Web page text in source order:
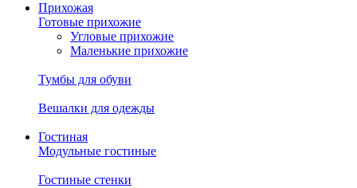
Прихожая
Готовые прихожие
Угловые прихожие
Маленькие прихожие
Тумбы для обуви
Вешалки для одежды
Гостиная
Модульные гостиные
Гостиные стенки